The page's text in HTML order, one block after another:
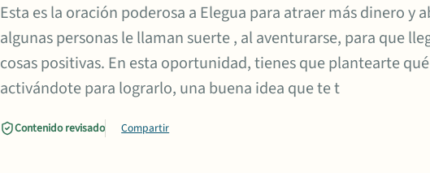
Esta es la oración poderosa a Elegua para atraer más dinero y
algunas personas le llaman suerte , al aventurarse, para que
cosas positivas. En esta oportunidad, tienes que plantearte
activándote para lograrlo, una buena idea que te t
Contenido revisado Compartir